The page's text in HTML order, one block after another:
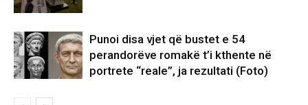
Punoi disa vjet që bustet e 54
perandorëve romakë t’i kthente në
portrete “reale”, ja rezultati (Foto)